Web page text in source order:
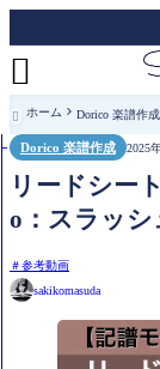

 ホーム Dorico 楽譜作成
Dorico 楽譜作成 2025
リードシー
o：スラッシ
参考動画
sakikomasuda